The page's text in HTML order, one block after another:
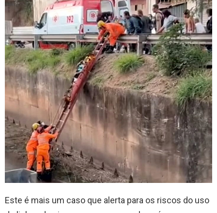
Este é mais um caso que alerta para os riscos do uso